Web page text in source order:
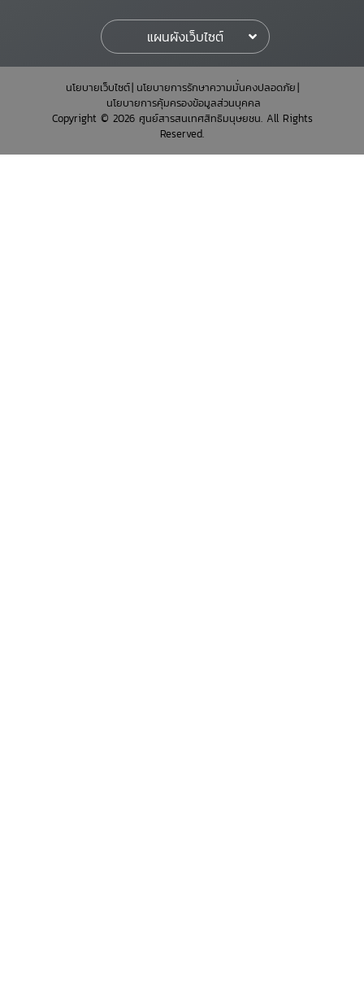
แผนผังเว็บไซต์
นโยบายเว็บไซต์ นโยบายการรักษาความมั่นคงปลอดภัย
นโยบายการคุ้มครองข้อมูลส่วนบุคคล
Copyright © 2026 ศูนย์สารสนเทศสิทธิมนุษยชน. All Rights
Reserved.